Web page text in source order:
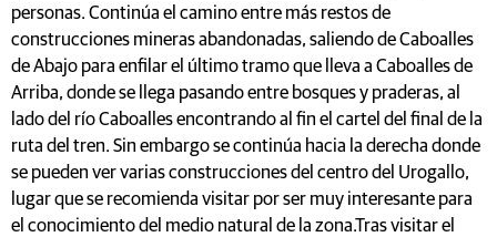
personas. Continúa el camino entre más restos de
construcciones mineras abandonadas, saliendo de Caboalles
de Abajo para enfilar el último tramo que lleva a Caboalles de
Arriba, donde se llega pasando entre bosques y praderas, al
lado del río Caboalles encontrando al fin el cartel del final de la
ruta del tren. Sin embargo se continúa hacia la derecha donde
se pueden ver varias construcciones del centro del Urogallo,
lugar que se recomienda visitar por ser muy interesante para
el conocimiento del medio natural de la zona.Tras visitar el